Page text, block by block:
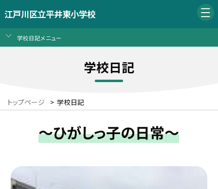
江戸川区立平井東小学校
学校日記メニュー
学校日記
トップページ > 学校日記
～ひがしっ子の日常～